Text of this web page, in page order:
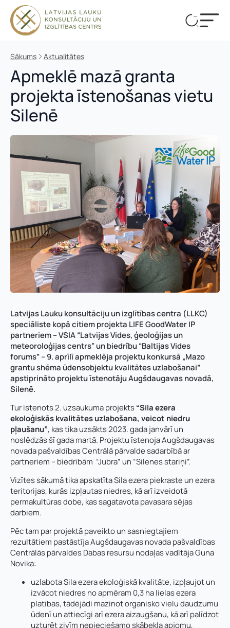
Sākums Aktualitātes
Apmeklē mazā granta
projekta īstenošanas vietu
Silenē
Latvijas Lauku konsultāciju un izglītības centra (LLKC)
speciāliste kopā citiem projekta LIFE GoodWater IP
partneriem – VSIA “Latvijas Vides, ģeoloģijas un
meteoroloģijas centrs” un biedrību “Baltijas Vides
forums” – 9. aprīlī apmeklēja projektu konkursā „Mazo
grantu shēma ūdensobjektu kvalitātes uzlabošanai”
apstiprināto projektu īstenotāju Augšdaugavas novadā,
Silenē.
Tur īstenots 2. uzsaukuma projekts“Sila ezera
ekoloģiskās kvalitātes uzlabošana, veicot niedru
pļaušanu”, kas tika uzsākts 2023. gada janvārī un
noslēdzās šī gada martā. Projektu īstenoja Augšdaugavas
novada pašvaldības Centrālā pārvalde sadarbībā ar
partneriem – biedrībām “Jubra” un “Silenes stariņi”.
Vizītes sākumā tika apskatīta Sila ezera piekraste un ezera
teritorijas, kurās izpļautas niedres, kā arī izveidotā
permakultūras dobe, kas sagatavota pavasara sējas
darbiem.
Pēc tam par projektā paveikto un sasniegtajiem
rezultātiem pastāstīja Augšdaugavas novada pašvaldības
Centrālās pārvaldes Dabas resursu nodaļas vadītāja Guna
Novika:
uzlabota Sila ezera ekoloģiskā kvalitāte, izpļaujot un
izvācot niedres no apmēram 0,3 ha lielas ezera
platības, tādējādi mazinot organisko vielu daudzumu
ūdenī un attiecīgi arī ezera aizaugšanu, kā arī palīdzot
uzturēt zivīm nepieciešamo skābekļa apjomu,